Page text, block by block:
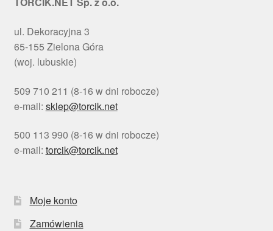
ul. Dekoracyjna 3
65-155 Zielona Góra
(woj. lubuskie)
509 710 211 (8-16 w dni robocze)
e-mail: sklep@torcik.net
500 113 990 (8-16 w dni robocze)
e-mail: torcik@torcik.net
Moje konto
Zamówienia